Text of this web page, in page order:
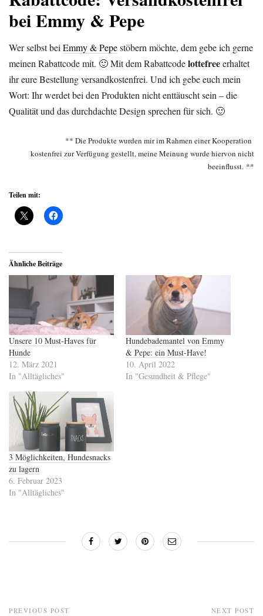
bei Emmy & Pepe
Wer selbst bei Emmy & Pepestöbern möchte, dem gebe ich gerne
meinen Rabattcode mit. 🙂 Mit dem Rabattcodelottefreeerhaltet
ihr eure Bestellung versandkostenfrei. Und ich gebe euch mein
Wort: Ihr werdet bei den Produkten nicht enttäuscht sein – die
Qualität und das durchdachte Design sprechen für sich. 🙂
** Die Produkte wurden mir im Rahmen einer Kooperation
kostenfrei zur Verfügung gestellt, meine Meinung wurde hiervon nicht
beeinflusst. **
Teilen mit:
Ähnliche Beiträge
Unsere 10 Must-Haves für
Hunde
12. März 2021
In "Alltägliches"
Hundebademantel von Emmy
& Pepe: ein Must-Have!
10. April 2022
In "Gesundheit & Pflege"
3 Möglichkeiten, Hundesnacks
zu lagern
6. Februar 2023
In "Alltägliches"
PREVIOUS POST NEXT POST